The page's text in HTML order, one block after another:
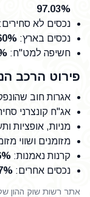
97.03%
נכסים לא סחירים:
נכסים בארץ:
חשיפה למט"ח:
פירוט הרכב
אגרות חוב
אג"ח קונצרני
מניות, אופציות
מזומנים ושווי
קרנות נאמנות:
נכסים אחרים:
אתר רשות שוק ההון